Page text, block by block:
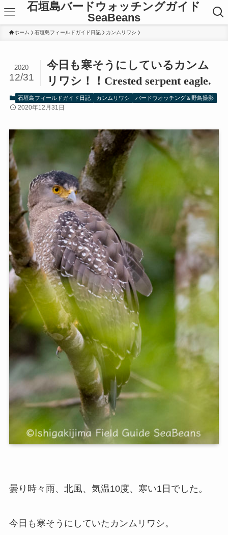
石垣島バードウォッチングガイド
SeaBeans
ホーム 石垣島フィールドガイド日記 カンムリワシ
今日も寒そうにしているカンム
リワシ！！Crested serpent eagle.
2020
12/31
石垣島フィールドガイド日記 カンムリワシ バードウオッチング＆野鳥撮影
2020年12月31日
曇り時々雨、北風、気温10度、寒い1日でした。
今日も寒そうにしていたカンムリワシ。